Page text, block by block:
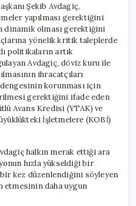
Şekib Avdagiç,
yapılması gerektiğini
dinamik olması gerektiğini
yönelik kritik taleplerde
politikaların artık
Avdagiç, döviz kuru ile
ihracatçıları
korunması için
gerektiğini ifade eden
Avans Kredisi (YTAK) ve
İşletmelere (KOBİ)
halkın merak ettiği ara
hızla yükseldiği bir
kez düzenlendiğini söyleyen
etmesinin daha uygun